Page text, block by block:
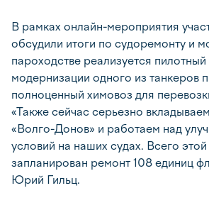
В рамках онлайн-мероприятия
обсудили итоги по судоремонту и
пароходстве реализуется
модернизации одного из танкеров
полноценный химовоз для
«Также сейчас серьезно
«Волго-Донов» и работаем над
условий на наших судах. Всего
запланирован ремонт 108 единиц
Юрий Гильц.